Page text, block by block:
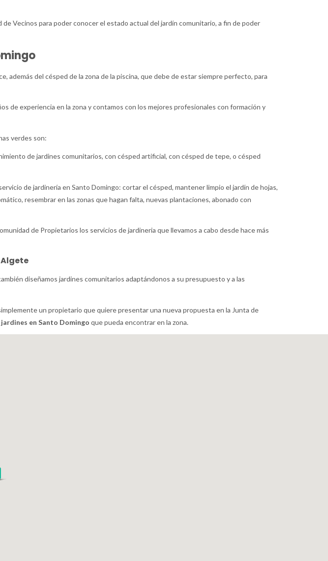
Vecinos para poder conocer el estado actual del jardín comunitario, a fin de poder
además del césped de la zona de la piscina, que debe de estar siempre perfecto, para
de experiencia en la zona y contamos con los mejores profesionales con formación y
verdes son:
de jardines comunitarios, con césped artificial, con césped de tepe, o césped
de jardinería en Santo Domingo: cortar el césped, mantener limpio el jardín de hojas,
resembrar en las zonas que hagan falta, nuevas plantaciones, abonado con
de Propietarios los servicios de jardineria que llevamos a cabo desde hace más
diseñamos jardines comunitarios adaptándonos a su presupuesto y a las
un propietario que quiere presentar una nueva propuesta en la Junta de
en Santo Domingo que pueda encontrar en la zona.